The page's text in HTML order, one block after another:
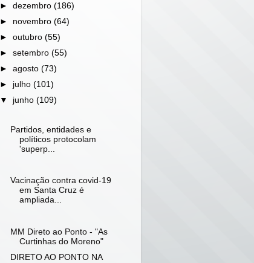
►dezembro(186)
► novembro(64)
►outubro(55)
►setembro(55)
►agosto(73)
► julho(101)
▼ junho(109)
Partidos, entidades e
políticos protocolam
'superp...
Vacinação contra covid-19
em Santa Cruz é
ampliada...
MM Direto ao Ponto - "As
Curtinhas do Moreno"
DIRETO AO PONTO NA